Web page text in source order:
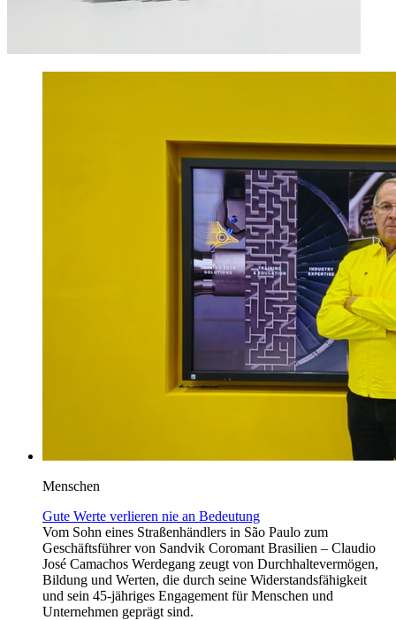
Menschen
Gute Werte verlieren nie an Bedeutung
Vom Sohn eines Straßenhändlers in São Paulo zum
Geschäftsführer von Sandvik Coromant Brasilien – Claudio
José Camachos Werdegang zeugt von Durchhaltevermögen,
Bildung und Werten, die durch seine Widerstandsfähigkeit
und sein 45-jähriges Engagement für Menschen und
Unternehmen geprägt sind.